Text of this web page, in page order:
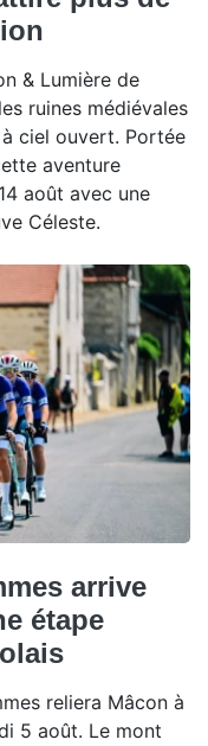
& Lumière de
ruines médiévales
ciel ouvert. Portée
aventure
août avec une
Céleste.
arrive
étape
reliera Mâcon à
5 août. Le mont